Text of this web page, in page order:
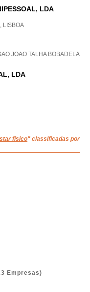
LDA
LISBOA
JOAO TALHA BOBADELA
LDA
físico" classificadas por
Empresas)